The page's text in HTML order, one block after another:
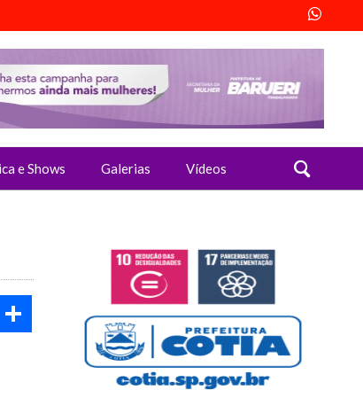
e Shows Galerias Vídeos
Twitter